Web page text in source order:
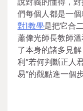
們每個人都是一
對1教學是把它合
蕭偉光師長教師
了本身的諸多見
利”若何判斷正人
易”的觀點進一個